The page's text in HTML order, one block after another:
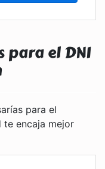
para el DNI
para el
te encaja mejor